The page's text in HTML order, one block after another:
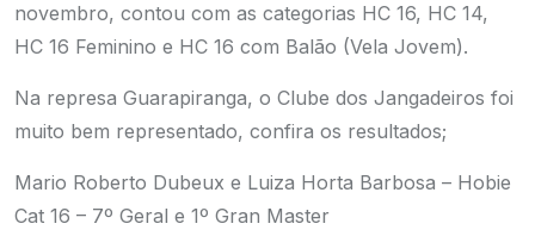
novembro, contou com as categorias HC 16, HC 14,
HC 16 Feminino e HC 16 com Balão (Vela Jovem).
Na represa Guarapiranga, o Clube dos Jangadeiros foi
muito bem representado, confira os resultados;
Mario Roberto Dubeux e Luiza Horta Barbosa – Hobie
Cat 16 – 7º Geral e 1º Gran Master